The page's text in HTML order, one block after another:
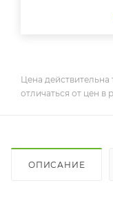
Цена
отличаться от цен в
ОПИСАНИЕ